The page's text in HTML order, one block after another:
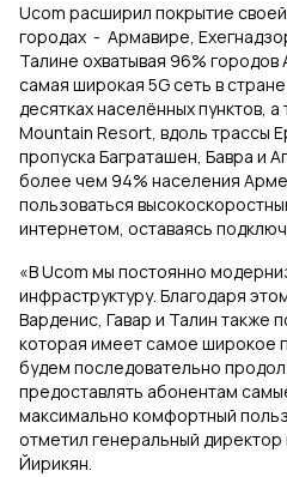
Ucom расширил покрытие
городах - Армавире,
Талине охватывая 96%
самая широкая 5G сеть в
десятках населённых пунктов,
Mountain Resort, вдоль трассы
пропуска Баграташен, Бавра и
более чем 94% населения
пользоваться
интернетом, оставаясь
«В Ucom мы постоянно
инфраструктуру. Благодаря
Варденис, Гавар и Талин также
которая имеет самое широкое
будем последовательно
предоставлять абонентам
максимально комфортный
отметил генеральный
Йирикян.